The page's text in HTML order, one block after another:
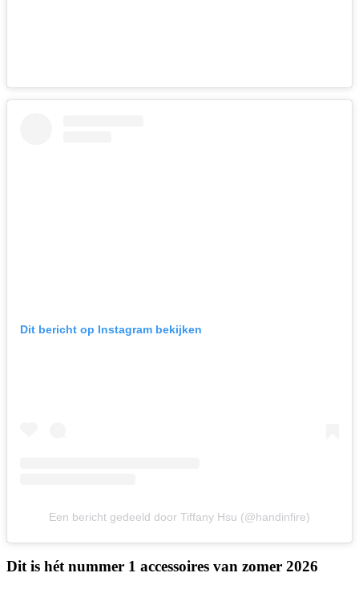
Dit bericht op Instagram bekijken
Een bericht gedeeld door Tiffany Hsu (@handinfire)
Dit is hét nummer 1 accessoires van zomer 2026